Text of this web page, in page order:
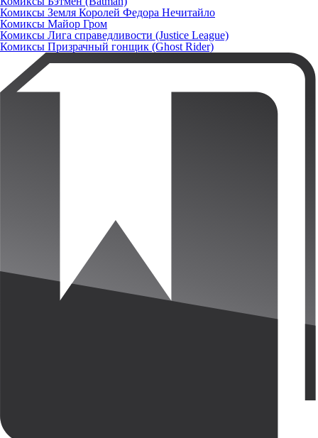
Комиксы Земля Королей Федора Нечитайло
Комиксы Майор Гром
Комиксы Лига справедливости (Justice League)
Комиксы Призрачный гонщик (Ghost Rider)